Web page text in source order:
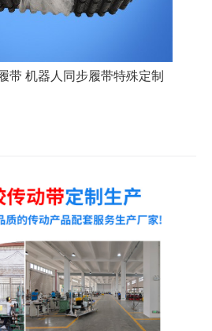
带 机器人同步履带特殊定制